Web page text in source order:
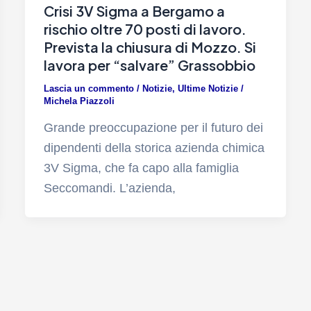
Crisi 3V Sigma a Bergamo a
rischio oltre 70 posti di lavoro.
Prevista la chiusura di Mozzo. Si
lavora per “salvare” Grassobbio
Lascia un commento / Notizie, Ultime Notizie/
Michela Piazzoli
Grande preoccupazione per il futuro dei
dipendenti della storica azienda chimica
3V Sigma, che fa capo alla famiglia
Seccomandi. L’azienda,